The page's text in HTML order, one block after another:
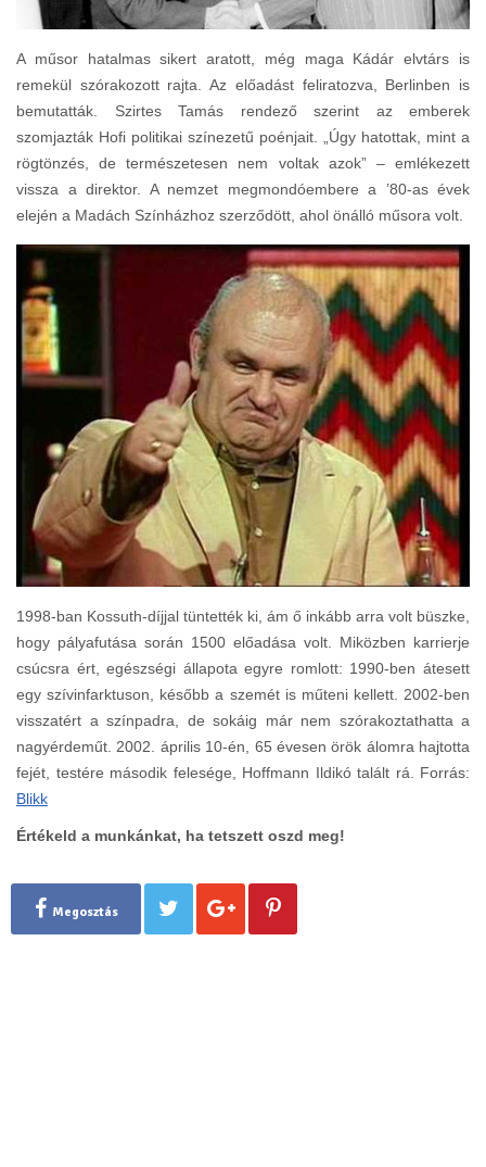
A műsor hatalmas sikert aratott, még maga Kádár elvtárs is
remekül szórakozott rajta. Az előadást feliratozva, Berlinben is
bemutatták. Szirtes Tamás rendező szerint az emberek
szomjazták Hofi politikai színezetű poénjait. „Úgy hatottak, mint a
rögtönzés, de természetesen nem voltak azok” – emlékezett
vissza a direktor. A nemzet megmondóembere a ’80-as évek
elején a Madách Színházhoz szerződött, ahol önálló műsora volt.
1998-ban Kossuth-díjjal tüntették ki, ám ő inkább arra volt büszke,
hogy pályafutása során 1500 előadása volt. Miközben karrierje
csúcsra ért, egészségi állapota egyre romlott: 1990-ben átesett
egy szívinfarktuson, később a szemét is műteni kellett. 2002-ben
visszatért a színpadra, de sokáig már nem szórakoztathatta a
nagyérdeműt. 2002. április 10-én, 65 évesen örök álomra hajtotta
fejét, testére második felesége, Hoffmann Ildikó talált rá. Forrás:
Blikk
Értékeld a munkánkat, ha tetszett oszd meg!
Megosztás